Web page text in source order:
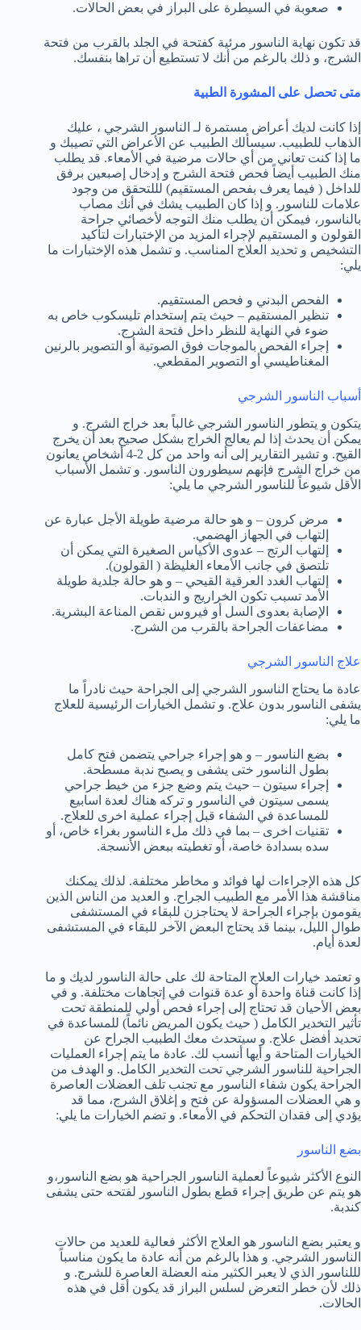
صعوبة في السيطرة على البراز في بعض الحالات.
قد تكون نهاية الناسور مرئية كفتحة في الجلد بالقرب من فتحة
الشرج، و ذلك بالرغم من أنك لا تستطيع أن تراها بنفسك.
متى تحصل على المشورة الطبية
إذا كانت لديك أعراض مستمرة لـ الناسور الشرجي ، عليك
الذهاب للطبيب. سيسألك الطبيب عن الأعراض التي تصيبك و
ما إذا كنت تعاني من أي حالات مرضية في الأمعاء. قد يطلب
منك الطبيب أيضاً فحص فتحة الشرج و إدخال إصبعين برفق
للداخل ( فيما يعرف بفحص المستقيم) لللتحقق من وجود
علامات للناسور. و إذا كان الطبيب يشك في أنك مصاب
بالناسور، فيمكن أن يطلب منك التوجه لأخصائي جراحة
القولون و المستقيم لإجراء المزيد من الإختبارات لتأكيد
التشخيص و تحديد العلاج المناسب. و تشمل هذه الإختبارات ما
يلي:
الفحص البدني و فحص المستقيم.
تنظير المستقيم – حيث يتم إستخدام تليسكوب خاص به
ضوء في النهاية للنظر داخل فتحة الشرج.
إجراء الفحص بالموجات فوق الصوتية أو التصوير بالرنين
المغناطيسي أو التصوير المقطعي.
أسباب الناسور الشرجي
يتكون و يتطور الناسور الشرجي غالباً بعد خراج الشرج. و
يمكن أن يحدث إذا لم يعالج الخراج بشكل صحيح بعد أن يخرج
القيح. و تشير التقارير إلى أنه واحد من كل 2-4 أشخاص يعانون
من خراج الشرج فإنهم سيطورون الناسور. و تشمل الأسباب
الأقل شيوعاً للناسور الشرجي ما يلي:
مرض كرون – و هو حالة مرضية طويلة الأجل عبارة عن
إلتهاب في الجهاز الهضمي.
إلتهاب الرتج – عدوى الأكياس الصغيرة التي يمكن أن
تلتصق في جانب الأمعاء الغليظة ( القولون).
إلتهاب الغدد العرقية القيحي – و هو حالة جلدية طويلة
الأمد تسبب تكون الخراريج و الندبات.
الإصابة بعدوى السل أو فيروس نقص المناعة البشرية.
مضاعفات الجراحة بالقرب من الشرج.
علاج الناسور الشرجي
عادة ما يحتاج الناسور الشرجي إلى الجراحة حيث نادراً ما
يشفى الناسور بدون علاج. و تشمل الخيارات الرئيسية للعلاج
ما يلي:
بضع الناسور – و هو إجراء جراحي يتضمن فتح كامل
بطول الناسور ختى يشفى و يصبح ندبة مسطحة.
إجراء سيتون – حيث يتم وضع جزء من خيط جراحي
يسمى سيتون في الناسور و تركه هناك لعدة اسابيع
للمساعدة في الشفاء قبل إجراء عملية اخرى للعلاج.
تقنيات اخرى – بما في ذلك ملء الناسور بغراء خاص، أو
سده بسدادة خاصة، أو تغطيته ببعض الأنسجة.
كل هذه الإجراءات لها فوائد و مخاطر مختلفة. لذلك يمكنك
مناقشة هذا الأمر مع الطبيب الجراح. و العديد من الناس الذين
يقومون بإجراء الجراحة لا يحتاجزن للبقاء في المستشفى
طوال الليل، بينما قد يحتاج البعض الآخر للبقاء في المستشفى
لعدة أيام.
و تعتمد خيارات العلاج المتاحة لك على حالة الناسور لديك و ما
إذا كانت قناة واحدة أو عدة قنوات في إتجاهات مختلفة. و في
بعض الأحيان قد تحتاج إلى إجراء فحص أولي للمنطقة تحت
تأثير التخدير الكامل ( حيث يكون المريض نائماً) للمساعدة في
تحديد أفضل علاج. و سيتحدث معك الطبيب الجراح عن
الخيارات المتاحة و أيها أنسب لك. عادة ما يتم إجراء العمليات
الجراحية للناسور الشرجي تحت التخدير الكامل. و الهدف من
الجراحة يكون شفاء الناسور مع تجنب تلف العضلات العاصرة
و هي العضلات المسؤولة عن فتح و إغلاق الشرج، مما قد
يؤدي إلى فقدان التحكم في الأمعاء. و تضم الخيارات ما يلي:
بضع الناسور
النوع الأكثر شيوعاً لعملية الناسور الجراحية هو بضع الناسور،و
هو يتم عن طريق إجراء قطع بطول الناسور لفتحه حتى يشفى
كندبة.
و يعتبر بضع الناسور هو العلاج الأكثر فعالية للعديد من حالات
الناسور الشرجي. و هذا بالرغم من أنه عادة ما يكون مناسباً
لللناسور الذي لا يعبر الكثير منه العضلة العاصرة للشرج. و
ذلك لأن خطر التعرض لسلس البراز قد يكون أقل في هذه
الحالات.